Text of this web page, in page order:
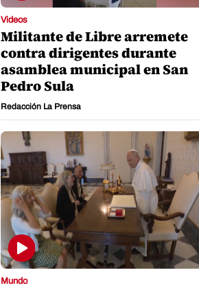
Videos
Militante de Libre arremete
contra dirigentes durante
asamblea municipal en San
Pedro Sula
Redacción La Prensa
Mundo